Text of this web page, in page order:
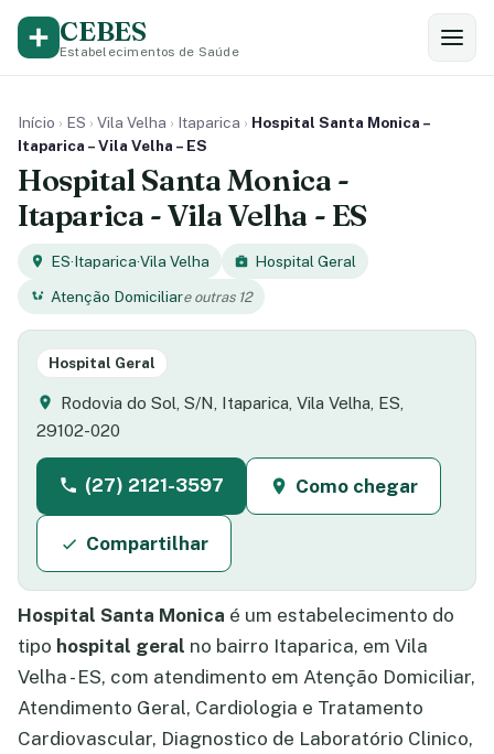
CEBES
Estabelecimentos de Saúde
Início › ES › Vila Velha › Itaparica › Hospital Santa Monica –
Itaparica – Vila Velha – ES
Hospital Santa Monica -
Itaparica - Vila Velha - ES
ES·Itaparica·Vila Velha
Hospital Geral
Atenção Domiciliare outras 12
Hospital Geral
Rodovia do Sol, S/N, Itaparica, Vila Velha, ES,
29102-020
(27) 2121-3597 Como chegar
Compartilhar
Hospital Santa Monica é um estabelecimento do
tipo hospital geral no bairro Itaparica, em Vila
Velha - ES, com atendimento em Atenção Domiciliar,
Atendimento Geral, Cardiologia e Tratamento
Cardiovascular, Diagnostico de Laboratório Clinico,